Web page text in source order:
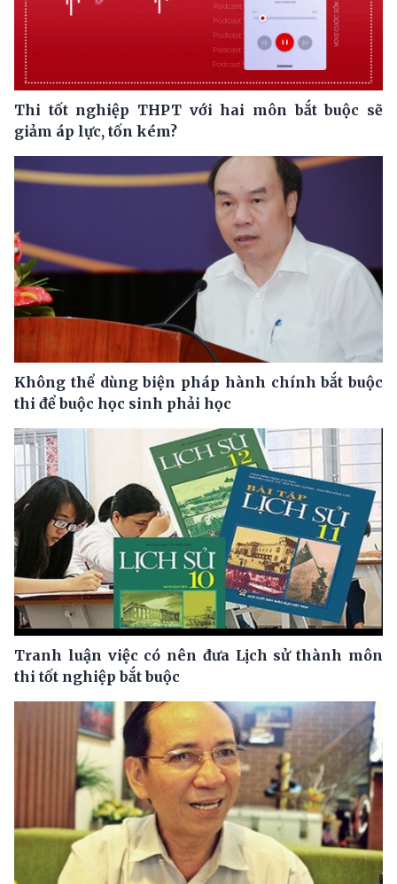
Thi tốt nghiệp THPT với hai môn bắt buộc sẽ
giảm áp lực, tốn kém?
Không thể dùng biện pháp hành chính bắt buộc
thi để buộc học sinh phải học
Tranh luận việc có nên đưa Lịch sử thành môn
thi tốt nghiệp bắt buộc